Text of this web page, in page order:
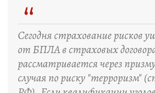
“
Сегодня страхование рисков
от БПЛА в страховых
рассматривается через
случая по риску "терроризм"